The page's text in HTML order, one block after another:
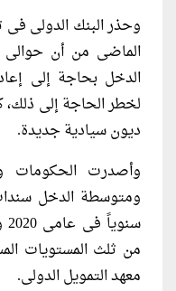
وحذر البنك الدولى
الدخل بحاجة إلى
لخطر الحاجة إلى
ديون سيادية جديدة.
وأصدرت الحكومات
من ثلث المستويات
معهد التمويل الدولى.